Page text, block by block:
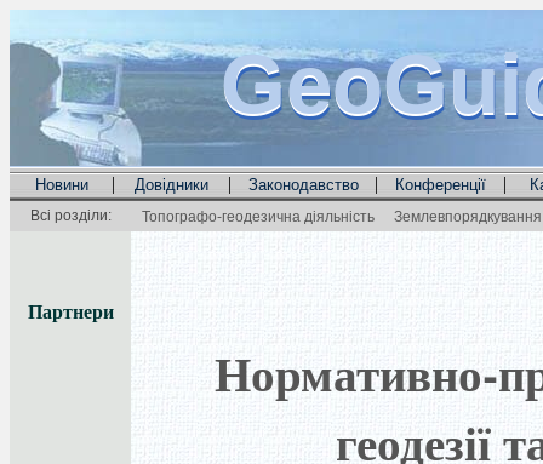
Новини | Довідники | Законодавство | Конференції |
Всі розділи: Топографо-геодезична діяльність
Партнери
Нормативно-
геодезії